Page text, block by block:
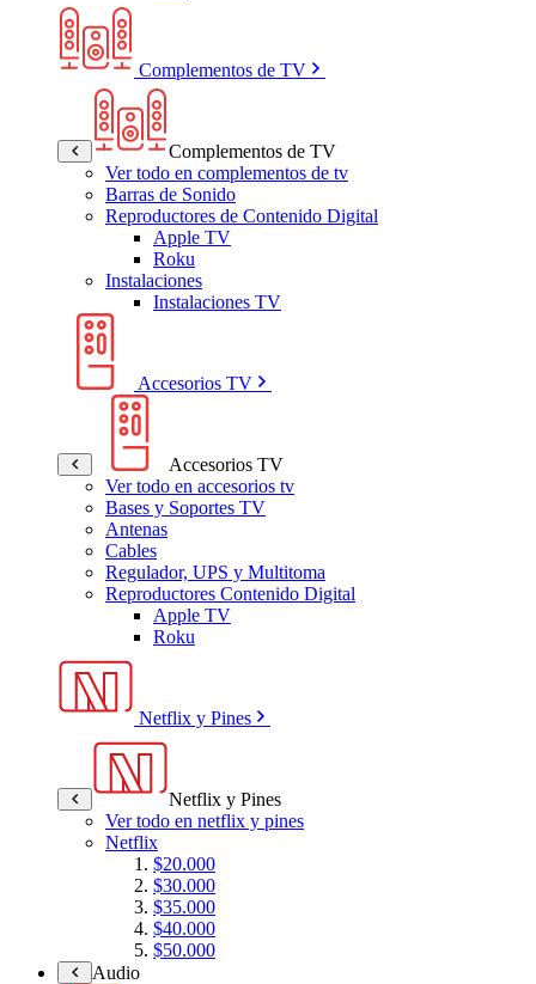
Complementos de TV
Complementos de TV
Ver todo en complementos de tv
Barras de Sonido
Reproductores de Contenido Digital
Apple TV
Roku
Instalaciones
Instalaciones TV
Accesorios TV
Accesorios TV
Ver todo en accesorios tv
Bases y Soportes TV
Antenas
Cables
Regulador, UPS y Multitoma
Reproductores Contenido Digital
Apple TV
Roku
Netflix y Pines
Netflix y Pines
Ver todo en netflix y pines
Netflix
$20.000
$30.000
$35.000
$40.000
$50.000
Audio